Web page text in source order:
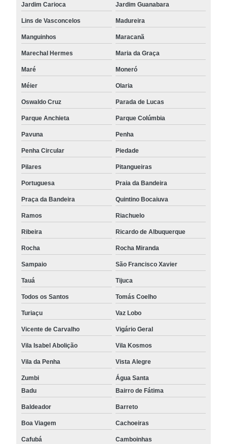
Jardim Carioca Jardim Guanabara
Lins de Vasconcelos Madureira
Manguinhos Maracanã
Marechal Hermes Maria da Graça
Maré Moneró
Méier Olaria
Oswaldo Cruz Parada de Lucas
Parque Anchieta Parque Colúmbia
Pavuna Penha
Penha Circular Piedade
Pilares Pitangueiras
Portuguesa Praia da Bandeira
Praça da Bandeira Quintino Bocaiuva
Ramos Riachuelo
Ribeira Ricardo de Albuquerque
Rocha Rocha Miranda
Sampaio São Francisco Xavier
Tauá Tijuca
Todos os Santos Tomás Coelho
Turiaçu Vaz Lobo
Vicente de Carvalho Vigário Geral
Vila Isabel Abolição Vila Kosmos
Vila da Penha Vista Alegre
Zumbi
Água Santa
Badu
Bairro de Fátima
Baldeador Barreto
Boa Viagem Cachoeiras
Cafubá Camboinhas